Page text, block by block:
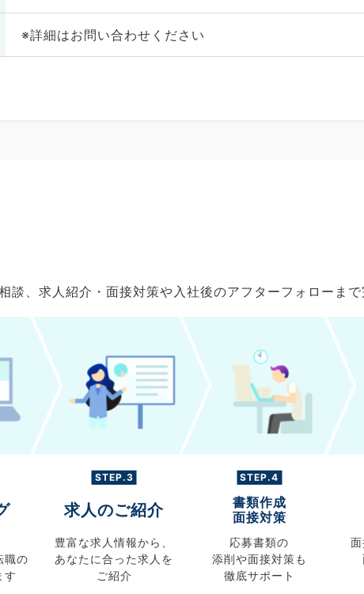
※詳細はお問い合わせください
談、求人紹介・面接対策や入社後のアフターフォローま
職の
す
STEP.3
求人のご紹介
豊富な求人情報から、
あなたに合った求人を
ご紹介
STEP.4
書類作成
面接対策
応募書類の
添削や面接対策も
徹底サポート